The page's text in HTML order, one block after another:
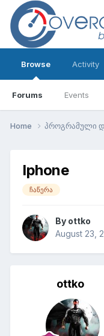
Browse
Forums Events
Activity
Home პროგრამული
Iphone
ჩაწერა
By ottko
August 23,
ottko